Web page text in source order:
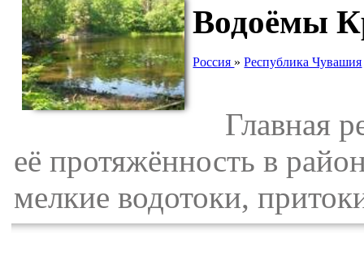
Водоёмы
Россия »Республика Чувашия
Главная
её протяжённость в
мелкие водотоки,